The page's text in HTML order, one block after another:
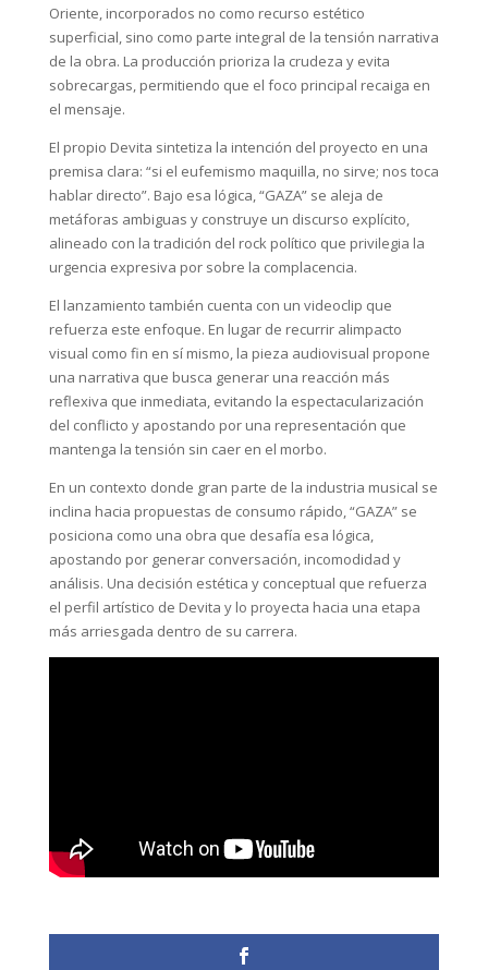
Oriente, incorporados no como recurso estético
superficial, sino como parte integral de la tensión narrativa
de la obra. La producción prioriza la crudeza y evita
sobrecargas, permitiendo que el foco principal recaiga en
el mensaje.
El propio Devita sintetiza la intención del proyecto en una
premisa clara: “si el eufemismo maquilla, no sirve; nos toca
hablar directo”. Bajo esa lógica, “GAZA” se aleja de
metáforas ambiguas y construye un discurso explícito,
alineado con la tradición del rock político que privilegia la
urgencia expresiva por sobre la complacencia.
El lanzamiento también cuenta con un videoclip que
refuerza este enfoque. En lugar de recurrir alimpacto
visual como fin en sí mismo, la pieza audiovisual propone
una narrativa que busca generar una reacción más
reflexiva que inmediata, evitando la espectacularización
del conflicto y apostando por una representación que
mantenga la tensión sin caer en el morbo.
En un contexto donde gran parte de la industria musical se
inclina hacia propuestas de consumo rápido, “GAZA” se
posiciona como una obra que desafía esa lógica,
apostando por generar conversación, incomodidad y
análisis. Una decisión estética y conceptual que refuerza
el perfil artístico de Devita y lo proyecta hacia una etapa
más arriesgada dentro de su carrera.